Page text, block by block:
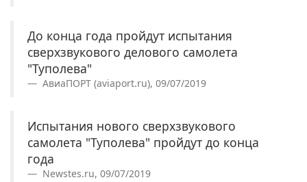
До конца года пройдут испытания
сверхзвукового делового самолета
"Туполева"
АвиаПОРТ (aviaport.ru), 09/07/2019
Испытания нового сверхзвукового
самолета "Туполева" пройдут до конца
года
Newstes.ru, 09/07/2019